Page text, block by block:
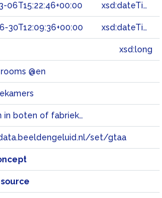
06T15:22:46+00:00 xsd:dateTime
30T12:09:36+00:00 xsd:dateTime
xsd:long
@en
ruimten in boten of fabrieken waar de machines zijn opgesteld
set/gtaa